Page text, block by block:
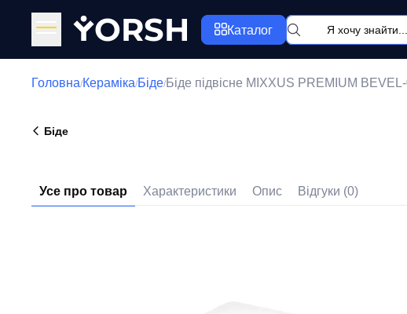
YORSH Каталог
Головна/Кераміка/Біде/Біде підвісне MIXXUS PREMIUM
Біде
Усе про товар Характеристики Опис Відгуки (0)